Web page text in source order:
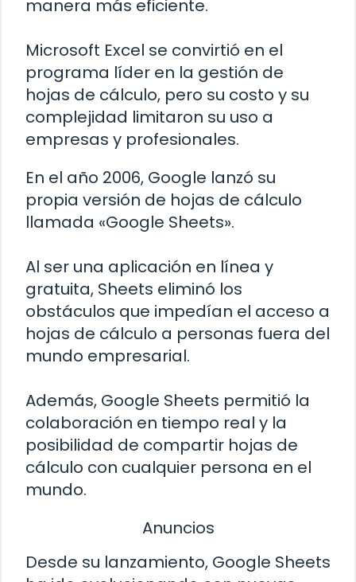
manera más eficiente.
Microsoft Excel se convirtió en el
programa líder en la gestión de
hojas de cálculo, pero su costo y su
complejidad limitaron su uso a
empresas y profesionales.
En el año 2006, Google lanzó su
propia versión de hojas de cálculo
llamada «Google Sheets».
Al ser una aplicación en línea y
gratuita, Sheets eliminó los
obstáculos que impedían el acceso a
hojas de cálculo a personas fuera del
mundo empresarial.
Además, Google Sheets permitió la
colaboración en tiempo real y la
posibilidad de compartir hojas de
cálculo con cualquier persona en el
mundo.
Anuncios
Desde su lanzamiento, Google Sheets